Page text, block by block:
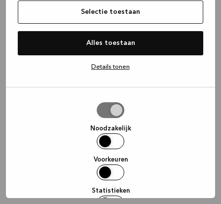
Selectie toestaan
Alles toestaan
Details tonen
Noodzakelijk
Voorkeuren
Statistieken